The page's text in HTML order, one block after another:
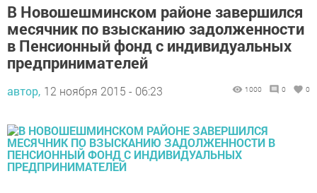
В Новошешминском районе завершился
месячник по взысканию задолженности
в Пенсионный фонд с индивидуальных
предпринимателей
автор, 12 ноября 2015 - 06:23 1000 0 0